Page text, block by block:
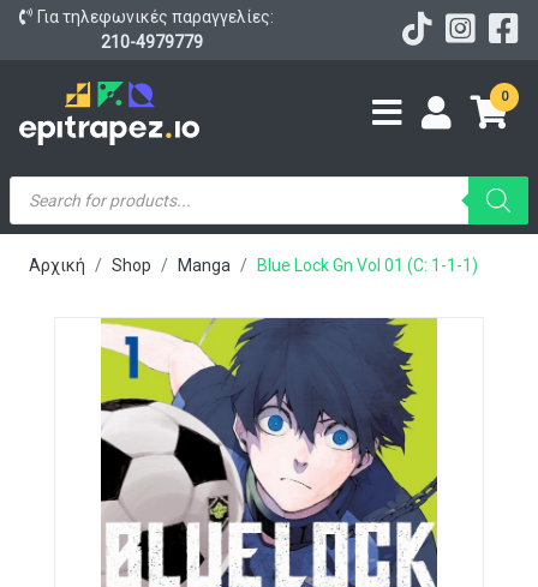
Για τηλεφωνικές παραγγελίες:
210-4979779
0
Products
search
Αρχική Shop Manga Blue Lock Gn Vol 01 (C: 1-1-1)